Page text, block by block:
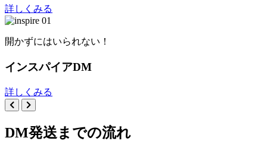
詳しくみる
開かずにはいられない！
インスパイアDM
詳しくみる
DM発送までの流れ